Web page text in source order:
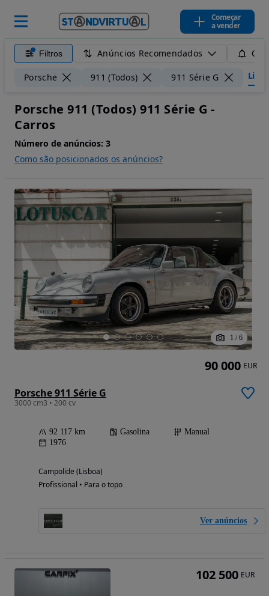
Começar
a vender
Filtros Anúncios Recomendados
Porsche 911 (Todos) 911 Série G
Porsche 911 (Todos) 911 Série G -
Carros
Número de anúncios: 3
Como são posicionados os anúncios?
1 / 6
Porsche 911 Série G
3000 cm3 • 200 cv
92 117 km Gasolina
Manual
1976
Campolide (Lisboa)
Profissional • Para o topo
Ver anúncios
90 000 EUR
102 500 EUR